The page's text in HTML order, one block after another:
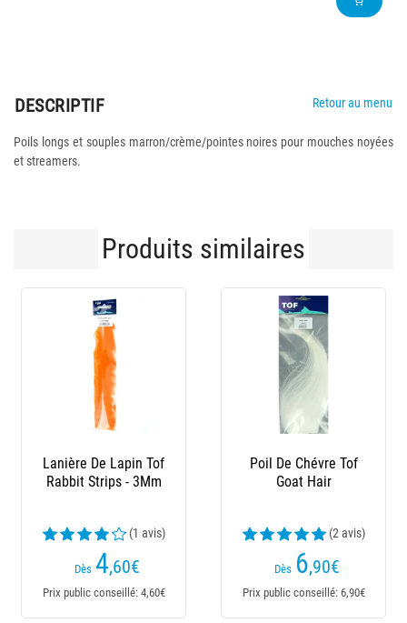
DESCRIPTIF Retour au menu
Poils longs et souples marron/crème/pointes noires pour mouches noyées
et streamers.
Produits similaires
De Chévre Tof
Goat Hair
(2 avis)
€
public conseillé: 6,90€
Chevreuil Tof
(2 avis)
Prix public conseillé: 4,90€ Prix